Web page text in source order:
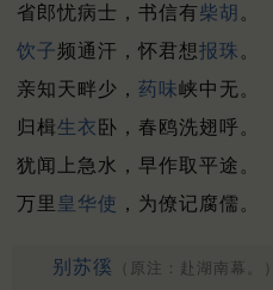
省郎忧病士，书信有柴胡 。
饮子频通汗，怀君想报珠 。
亲知天畔少， 药味峡中无。
归楫生衣 卧，春鸥洗翅呼。
犹闻上急水，早作取平途。
万里 皇华使 ，为僚记腐儒。
别苏徯 （原注：赴湖南幕。）